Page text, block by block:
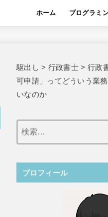
ホーム プログラミ
駆出し > 行政書士 > 行政
可申請」ってどういう業
いなのか
プロフィール